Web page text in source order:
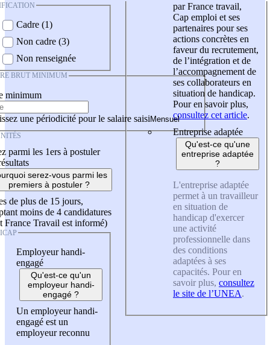
Cadre (1)
Non cadre (3)
Non renseignée
BRUT MINIMUM
minimum
une périodicité pour le salaire saisi
parmi les 1ers à postuler
serez-vous parmi les
premiers à postuler ?
de plus de 15 jours,
moins de 4 candidatures
France Travail est informé)
Employeur handi-
engagé
Qu'est-ce qu'un
employeur handi-
engagé ?
Un employeur handi-
engagé est un
employeur reconnu
par France travail,
Cap emploi et ses
partenaires pour ses
actions concrètes en
faveur du recrutement,
de l’intégration et de
l’accompagnement de
ses collaborateurs en
situation de handicap.
Pour en savoir plus,
consultez cet article.
Entreprise adaptée
Qu'est-ce qu'une
entreprise adaptée
?
L'entreprise adaptée
permet à un travailleur
en situation de
handicap d'exercer
une activité
professionnelle dans
des conditions
adaptées à ses
capacités. Pour en
savoir plus, consultez
le site de l’UNEA.